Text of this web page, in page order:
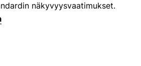
näkyvyysvaatimukset.